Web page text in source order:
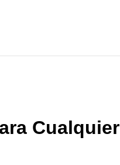
Cualquier